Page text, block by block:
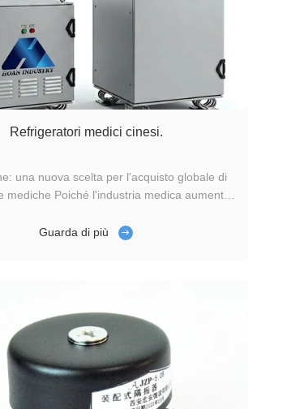
Refrigeratori medici cinesi.
una nuova scelta per l'acquisto globale di
mediche Poiché l'industria medica aumenta
i produttori di dispositivi medici e i team di
Guarda di più